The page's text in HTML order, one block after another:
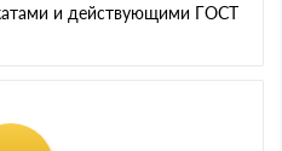
и действующими ГОСТ